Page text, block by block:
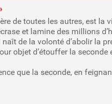
de toutes les autres, est
et lamine des millions
de la volonté d’abolir la
objet d’étouffer la
que la seconde, en